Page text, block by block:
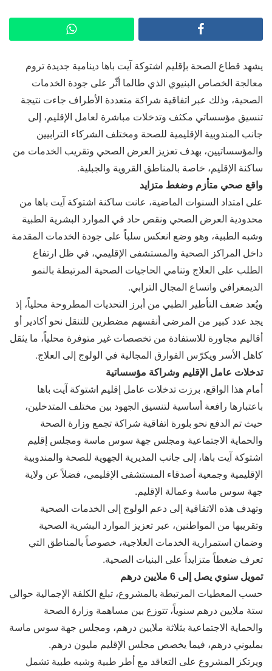
يشهد قطاع الصحة بإقليم اشتوكة آيت باها دينامية جديدة تروم
معالجة الخصاص البنيوي الذي طالما أثّر على جودة الخدمات
الصحية، وذلك عبر اتفاقية شراكة متعددة الأطراف جاءت نتيجة
تنسيق مؤسساتي مكثف وتدخلات مباشرة لعامل الإقليم، إلى
جانب المندوبية الإقليمية للصحة ومختلف الشركاء الترابيين
والمؤسساتيين، بهدف تعزيز العرض الصحي وتقريب الخدمات من
ساكنة الإقليم، خاصة بالمناطق القروية والجبلية.
واقع صحي متأزم وضغط متزايد
على امتداد السنوات الماضية، عانت ساكنة اشتوكة آيت باها من
محدودية العرض الصحي ونقص حاد في الموارد البشرية الطبية
وشبه الطبية، وهو وضع انعكس سلباً على جودة الخدمات المقدمة
داخل المراكز الصحية والمستشفى الإقليمي، في ظل ارتفاع
الطلب على العلاج وتنامي الحاجيات الصحية المرتبطة بالنمو
الديمغرافي واتساع المجال الترابي.
ويُعد ضعف التأطير الطبي من أبرز التحديات المطروحة محلياً، إذ
يجد عدد كبير من المرضى أنفسهم مضطرين للتنقل نحو أكادير أو
أقاليم مجاورة للاستفادة من تخصصات غير متوفرة محلياً، ما يثقل
كاهل الأسر ويكرّس الفوارق المجالية في الولوج إلى العلاج.
تدخلات عامل الإقليم وشراكة مؤسساتية
أمام هذا الواقع، برزت تدخلات عامل إقليم اشتوكة آيت باها
باعتبارها رافعة أساسية لتنسيق الجهود بين مختلف المتدخلين،
حيث تم الدفع نحو بلورة اتفاقية شراكة تجمع وزارة الصحة
والحماية الاجتماعية ومجلس جهة سوس ماسة ومجلس إقليم
اشتوكة آيت باها، إلى جانب المديرية الجهوية للصحة والمندوبية
الإقليمية وجمعية أصدقاء المستشفى الإقليمي، فضلاً عن ولاية
جهة سوس ماسة وعمالة الإقليم.
وتهدف هذه الاتفاقية إلى دعم الولوج إلى الخدمات الصحية
وتقريبها من المواطنين، عبر تعزيز الموارد البشرية الصحية
وضمان استمرارية الخدمات العلاجية، خصوصاً بالمناطق التي
تعرف ضغطاً متزايداً على البنيات الصحية.
تمويل سنوي يصل إلى 6 ملايين درهم
حسب المعطيات المرتبطة بالمشروع، تبلغ الكلفة الإجمالية حوالي
ستة ملايين درهم سنوياً، تتوزع بين مساهمة وزارة الصحة
والحماية الاجتماعية بثلاثة ملايين درهم، ومجلس جهة سوس ماسة
بمليوني درهم، فيما يخصص مجلس الإقليم مليون درهم.
ويرتكز المشروع على التعاقد مع أطر طبية وشبه طبية تشمل